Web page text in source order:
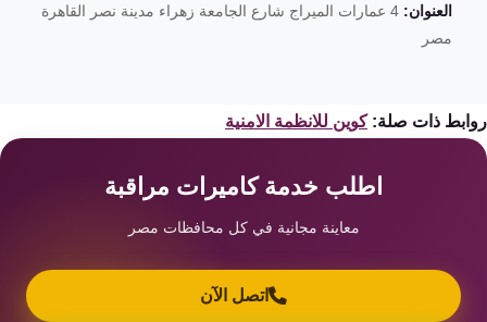
العنوان:
4 عمارات الميراج شارع الجامعة زهراء مدينة نصر القاهرة
مصر
ذات صلة: كوين للانظمة الامنية
اطلب خدمة كاميرات مراقبة
معاينة مجانية في كل محافظات مصر
اتصل الآن